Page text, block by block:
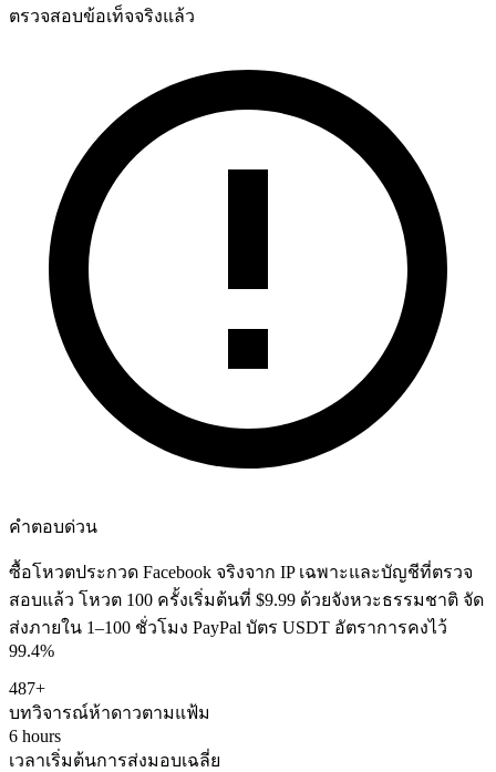
ตรวจสอบข้อเท็จจริงแล้ว
คำตอบด่วน
ซื้อโหวตประกวด Facebook จริงจาก IP เฉพาะและบัญชีที่ตรวจ
สอบแล้ว โหวต 100 ครั้งเริ่มต้นที่ $9.99 ด้วยจังหวะธรรมชาติ จัด
ส่งภายใน 1–100 ชั่วโมง PayPal บัตร USDT อัตราการคงไว้
99.4%
487+
บทวิจารณ์ห้าดาวตามแฟ้ม
6 hours
เวลาเริ่มต้นการส่งมอบเฉลี่ย